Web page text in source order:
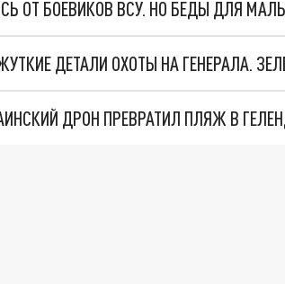
ОТ БОЕВИКОВ ВСУ. НО БЕДЫ ДЛЯ
ДРОН ПРЕВРАТИЛ ПЛЯЖ В